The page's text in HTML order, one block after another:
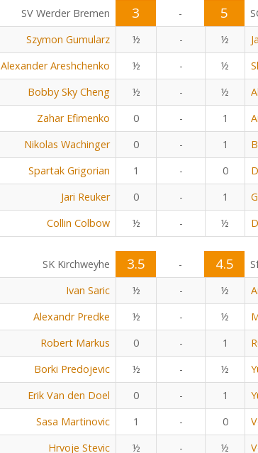
SV Werder Bremen 3 - 5
Szymon Gumularz ½ - ½
Alexander Areshchenko ½ - ½
Bobby Sky Cheng ½ - ½
Zahar Efimenko 0 - 1
Nikolas Wachinger 0 - 1
Spartak Grigorian 1 - 0
Jari Reuker 0 - 1
Collin Colbow ½ - ½
SK Kirchweyhe 3.5 - 4.5
Ivan Saric ½ - ½
Alexandr Predke ½ - ½
Robert Markus 0 - 1
Borki Predojevic ½ - ½
Erik Van den Doel 0 - 1
Sasa Martinovic 1 - 0
Hrvoje Stevic ½ - ½